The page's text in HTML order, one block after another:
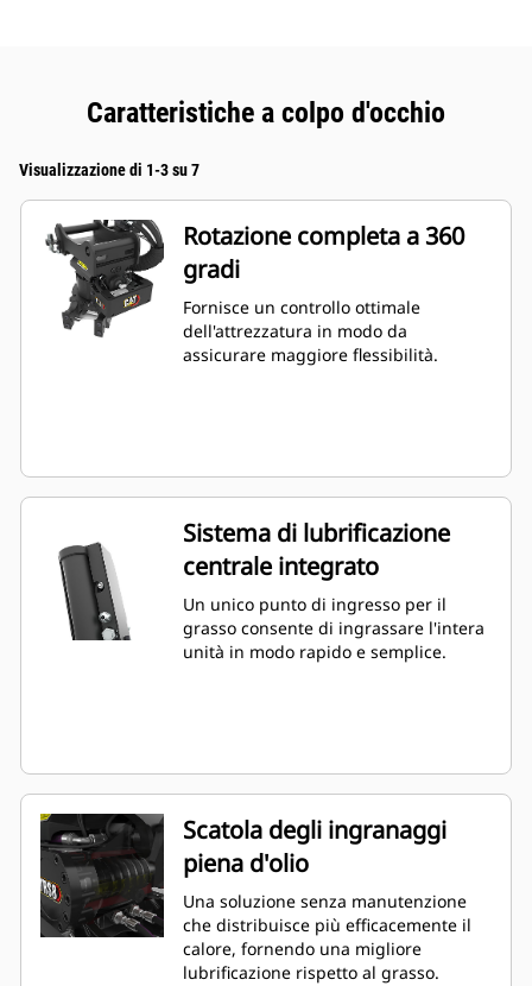
Caratteristiche a colpo d'occhio
Visualizzazione di 1-3 su 7
Rotazione completa a 360
gradi
Fornisce un controllo ottimale
dell'attrezzatura in modo da
assicurare maggiore flessibilità.
Sistema di lubrificazione
centrale integrato
Un unico punto di ingresso per il
grasso consente di ingrassare l'intera
unità in modo rapido e semplice.
Scatola degli ingranaggi
piena d'olio
Una soluzione senza manutenzione
che distribuisce più efficacemente il
calore, fornendo una migliore
lubrificazione rispetto al grasso.